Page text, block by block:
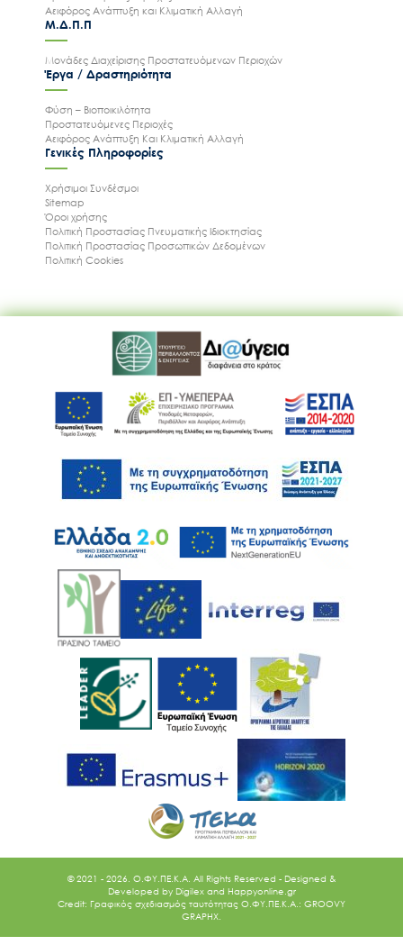
Αειφόρος Ανάπτυξη και Κλιματική Αλλαγή
Μ.Δ.Π.Π
Μονάδες Διαχείρισης Προστατευόμενων Περιοχών
Έργα / Δραστηριότητα
Φύση – Βιοποικιλότητα
Προστατευόμενες Περιοχές
Αειφόρος Ανάπτυξη Και Κλιματική Αλλαγή
Γενικές Πληροφορίες
Χρήσιμοι Συνδέσμοι
Sitemap
Όροι χρήσης
Πολιτική Προστασίας Πνευματικής Ιδιοκτησίας
Πολιτική Προστασίας Προσωπικών Δεδομένων
Πολιτική Cookies
© 2021 - 2026. O.ΦΥ.ΠΕ.Κ.Α. All Rights Reserved - Designed &
Developed by Digilex and Happyonline.gr
Credit: Γραφικός σχεδιασμός ταυτότητας Ο.ΦΥ.ΠΕ.Κ.Α.: GROOVY
GRAPHX.